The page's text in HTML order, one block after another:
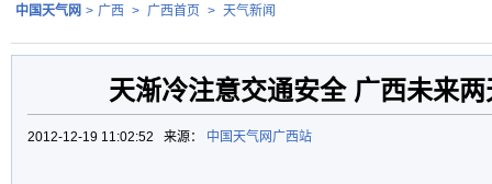
中国天气网 > 广西 > 广西首页 > 天气新闻
天渐冷注意交通安全 广西未来
2012-12-19 11:02:52 来源： 中国天气网广西站